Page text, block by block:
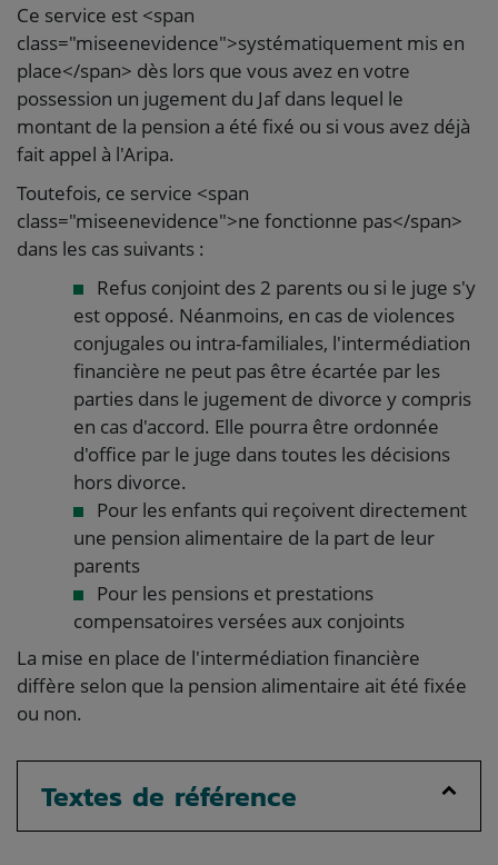
Ce service est <span
class="miseenevidence">systématiquement mis en
place</span> dès lors que vous avez en votre
possession un jugement du Jaf dans lequel le
montant de la pension a été fixé ou si vous avez déjà
fait appel à l'Aripa.
Toutefois, ce service <span
class="miseenevidence">ne fonctionne pas</span>
dans les cas suivants :
Refus conjoint des 2 parents ou si le juge s'y
est opposé. Néanmoins, en cas de violences
conjugales ou intra-familiales, l'intermédiation
financière ne peut pas être écartée par les
parties dans le jugement de divorce y compris
en cas d'accord. Elle pourra être ordonnée
d'office par le juge dans toutes les décisions
hors divorce.
Pour les enfants qui reçoivent directement
une pension alimentaire de la part de leur
parents
Pour les pensions et prestations
compensatoires versées aux conjoints
La mise en place de l'intermédiation financière
diffère selon que la pension alimentaire ait été fixée
ou non.
Textes de référence